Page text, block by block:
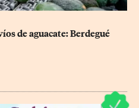
de aguacate: Berdegué